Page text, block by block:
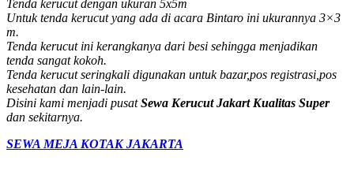
Tenda kerucut dengan ukuran 5x5m
Untuk tenda kerucut yang ada di acara Bintaro ini ukurannya 3×3
m.
Tenda kerucut ini kerangkanya dari besi sehingga menjadikan
tenda sangat kokoh.
Tenda kerucut seringkali digunakan untuk bazar,pos registrasi,pos
kesehatan dan lain-lain.
Disini kami menjadi pusatSewa Kerucut Jakart Kualitas Super
dan sekitarnya.
SEWA MEJA KOTAK JAKARTA